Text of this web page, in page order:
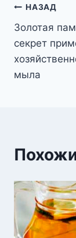
по
НАЗАД
Золотая
секрет
мыла